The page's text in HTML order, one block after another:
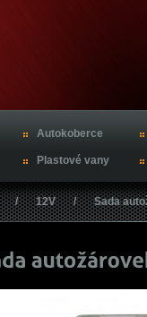
Autokoberce
Plastové vany
/ 12V / Sada